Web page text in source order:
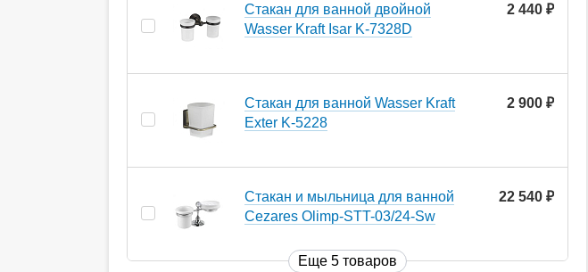
Стакан для ванной двойной
Wasser Kraft Isar K-7328D
2 440
Стакан для ванной Wasser Kraft
Exter K-5228
2 900
Стакан и мыльница для ванной
Cezares Olimp-STT-03/24-Sw
22 540
Еще 5 товаров